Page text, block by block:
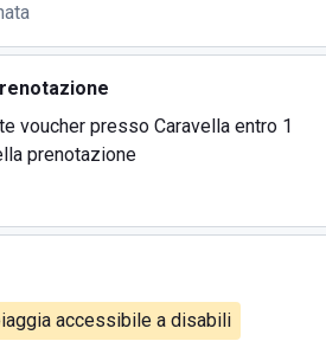
voucher presso Caravella entro 1
prenotazione
accessibile a disabili